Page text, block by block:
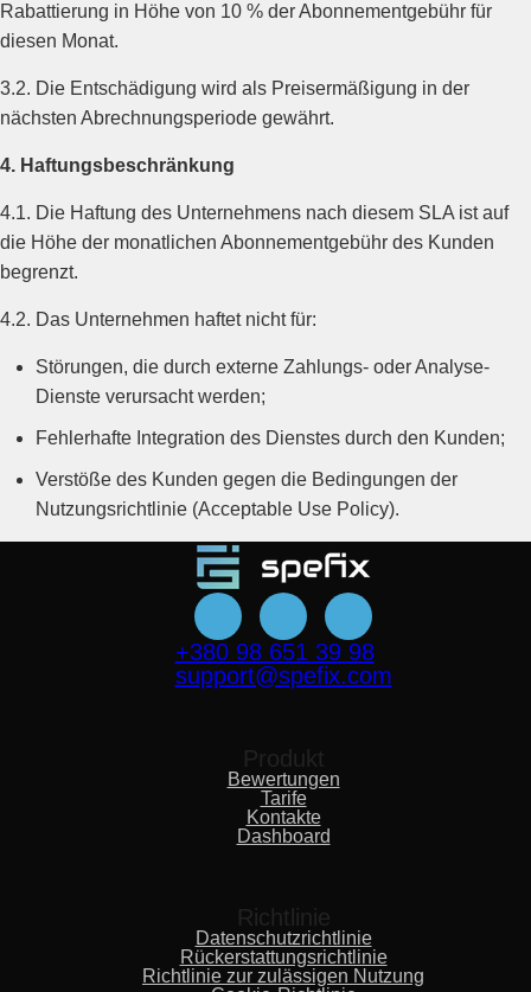
Rabattierung in Höhe von 10 % der Abonnementgebühr für
diesen Monat.
3.2. Die Entschädigung wird als Preisermäßigung in der
nächsten Abrechnungsperiode gewährt.
4. Haftungsbeschränkung
4.1. Die Haftung des Unternehmens nach diesem SLA ist auf
die Höhe der monatlichen Abonnementgebühr des Kunden
begrenzt.
4.2. Das Unternehmen haftet nicht für:
Störungen, die durch externe Zahlungs- oder Analyse-
Dienste verursacht werden;
Fehlerhafte Integration des Dienstes durch den Kunden;
Verstöße des Kunden gegen die Bedingungen der
Nutzungsrichtlinie (Acceptable Use Policy).
+380 98 651 39 98
support@spefix.com
Produkt
Bewertungen
Tarife
Kontakte
Dashboard
Richtlinie
Datenschutzrichtlinie
Rückerstattungsrichtlinie
Richtlinie zur zulässigen Nutzung